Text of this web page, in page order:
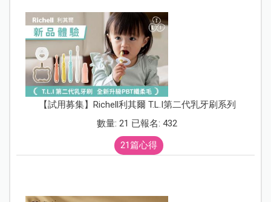
【試用募集】Richell利其爾 T.L.I第二代乳牙刷系列
數量: 21 已報名: 432
21篇心得